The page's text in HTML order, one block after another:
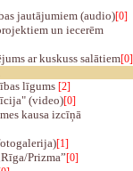
jautājumiem (audio)[0]
un iecerēm
ar kuskuss salātiem[0]
līgums [2]
(video)[0]
kausa izcīņā
[1]
Prizma”[0]